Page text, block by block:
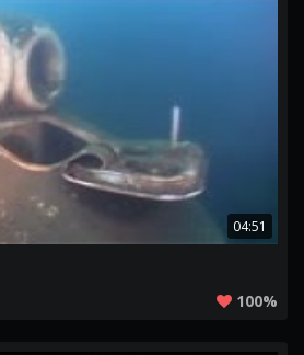
04:51
100%